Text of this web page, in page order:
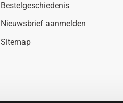
Bestelgeschiedenis
Nieuwsbrief aanmelden
Sitemap